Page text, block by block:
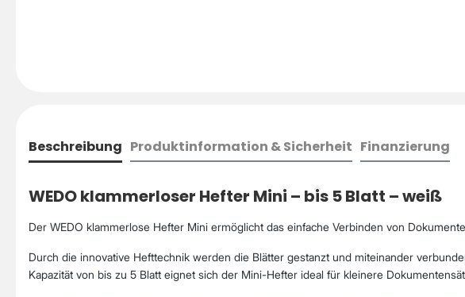
Beschreibung Produktinformation & Sicherheit Finanzierung
WEDO klammerloser Hefter Mini – bis 5 Blatt – weiß
Der WEDO klammerlose Hefter Mini ermöglicht das einfache Verbinden von
Durch die innovative Hefttechnik werden die Blätter gestanzt und miteinander
Kapazität von bis zu 5 Blatt eignet sich der Mini-Hefter ideal für kleinere